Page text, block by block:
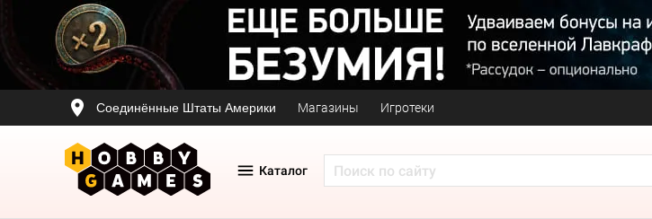
Соединённые Штаты Америки Магазины Игротеки
Каталог